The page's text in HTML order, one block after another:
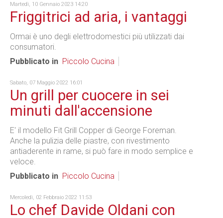
Martedì, 10 Gennaio 2023 14:20
Friggitrici ad aria, i vantaggi
Ormai è uno degli elettrodomestici più utilizzati dai
consumatori.
Pubblicato in Piccolo Cucina
Sabato, 07 Maggio 2022 16:01
Un grill per cuocere in sei
minuti dall'accensione
E' il modello Fit Grill Copper di George Foreman.
Anche la pulizia delle piastre, con rivestimento
antiaderente in rame, si può fare in modo semplice e
veloce.
Pubblicato in Piccolo Cucina
Mercoledì, 02 Febbraio 2022 11:53
Lo chef Davide Oldani con